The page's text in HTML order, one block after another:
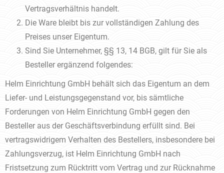
Vertragsverhältnis handelt.
Die Ware bleibt bis zur vollständigen Zahlung des
Preises unser Eigentum.
Sind Sie Unternehmer, §§ 13, 14 BGB, gilt für Sie als
Besteller ergänzend folgendes:
Helm Einrichtung GmbH behält sich das Eigentum an dem
Liefer- und Leistungsgegenstand vor, bis sämtliche
Forderungen von Helm Einrichtung GmbH gegen den
Besteller aus der Geschäftsverbindung erfüllt sind. Bei
vertragswidrigem Verhalten des Bestellers, insbesondere bei
Zahlungsverzug, ist Helm Einrichtung GmbH nach
Fristsetzung zum Rücktritt vom Vertrag und zur Rücknahme